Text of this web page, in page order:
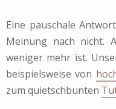
Eine pauschale
Meinung nach nicht.
weniger mehr ist.
beispielsweise von
zum quietschbunten